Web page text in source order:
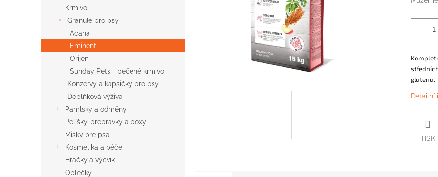
Krmivo
Granule pro psy
Acana
Eminent
Orijen
Sunday Pets - pečené krmivo
Konzervy a kapsičky pro psy
Doplňková výživa
Pamlsky a odměny
Pelíšky, prepravky a boxy
Misky pre psa
Kosmetika a péče
Hračky a výcvik
Oblečky
glutenu.
Detailní
TISK